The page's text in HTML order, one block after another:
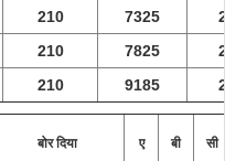
210 7325
210 7825
210 9185
बोर दिया ए बी सी